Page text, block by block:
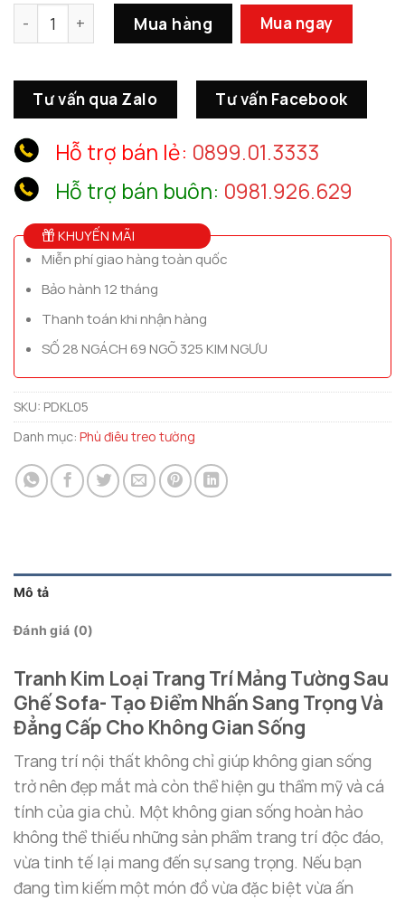
Tranh Kim Loại Trang Trí Mảng Tường Sau Ghế Sofa số
Mua hàng Mua ngay
Tư vấn qua Zalo Tư vấn Facebook
Hỗ trợ bán lẻ: 0899.01.3333
Hỗ trợ bán buôn: 0981.926.629
KHUYẾN MÃI
Miễn phí giao hàng toàn quốc
Bảo hành 12 tháng
Thanh toán khi nhận hàng
SỐ 28 NGÁCH 69 NGÕ 325 KIM NGƯU
SKU: PDKL05
Danh mục: Phù điêu treo tường
Mô tả
Đánh giá (0)
Tranh Kim Loại Trang Trí Mảng Tường Sau
Ghế Sofa- Tạo Điểm Nhấn Sang Trọng Và
Đẳng Cấp Cho Không Gian Sống
Trang trí nội thất không chỉ giúp không gian sống
trở nên đẹp mắt mà còn thể hiện gu thẩm mỹ và cá
tính của gia chủ. Một không gian sống hoàn hảo
không thể thiếu những sản phẩm trang trí độc đáo,
vừa tinh tế lại mang đến sự sang trọng. Nếu bạn
đang tìm kiếm một món đồ vừa đặc biệt vừa ấn